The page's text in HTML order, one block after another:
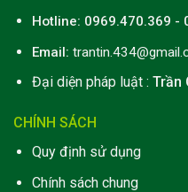
Hotline: 0969.470.369 -
Email:
Đại diện pháp luật : Trần
CHÍNH SÁCH
Quy định sử dụng
Chính sách chung